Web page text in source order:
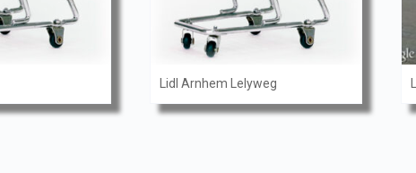
Lidl Arnhem Lelyweg